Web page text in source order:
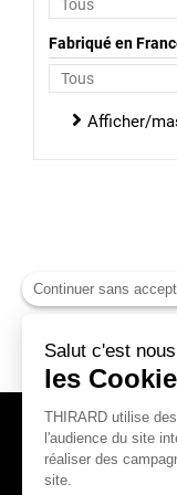
Fabriqué en
Afficher/
Continuer sans
Salut c'est
les
THIRARD utilise
l'audience du site
réaliser des
site.